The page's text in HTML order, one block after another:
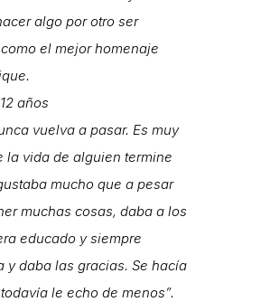
algo por otro ser
el mejor homenaje
años
vuelva a pasar. Es muy
la vida de alguien termine
mucho que a pesar
muchas cosas, daba a los
educado y siempre
y daba las gracias. Se hacía
le echo de menos”.